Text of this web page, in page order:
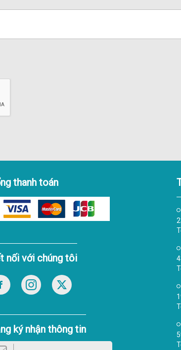
thanh toán
nối với chúng tôi
ký nhận thông tin